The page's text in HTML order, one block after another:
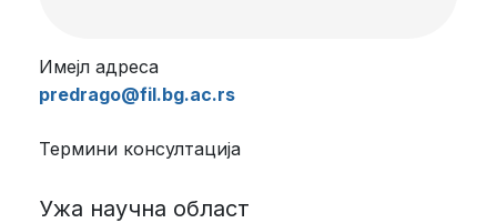
Имејл адреса
predrago@fil.bg.ac.rs
Термини консултација
Ужа научна област